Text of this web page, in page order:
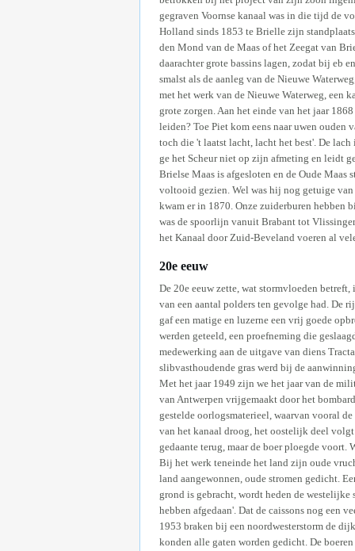
gegraven Voornse kanaal was in die tijd de
Holland sinds 1853 te Brielle zijn
den Mond van de Maas of het Zeegat van
daarachter grote bassins lagen, zodat bij eb
smalst als de aanleg van de Nieuwe
met het werk van de Nieuwe Waterweg, een
grote zorgen. Aan het einde van het jaar
leiden? Toe Piet kom eens naar uwen ouden
toch die 't laatst lacht, lacht het best'. De
ge het Scheur niet op zijn afmeting en leidt
Brielse Maas is afgesloten en de Oude
voltooid gezien. Wel was hij nog getuige van
kwam er in 1870. Onze zuiderburen hebben
was de spoorlijn vanuit Brabant tot
het Kanaal door Zuid-Beveland voeren al
20e eeuw
De 20e eeuw zette, wat stormvloeden
van een aantal polders ten gevolge had. De
gaf een matige en luzerne een vrij goede
werden geteeld, een proefneming die
medewerking aan de uitgave van diens
slibvasthoudende gras werd bij de
Met het jaar 1949 zijn we het jaar van de
van Antwerpen vrijgemaakt door het
gestelde oorlogsmaterieel, waarvan vooral
van het kanaal droog, het oostelijk deel
gedaante terug, maar de boer ploegde voort.
Bij het werk teneinde het land zijn oude
land aangewonnen, oude stromen gedicht.
grond is gebracht, wordt heden de westelijke
hebben afgedaan'. Dat de caissons nog een
1953 braken bij een noordwesterstorm de
konden alle gaten worden gedicht. De